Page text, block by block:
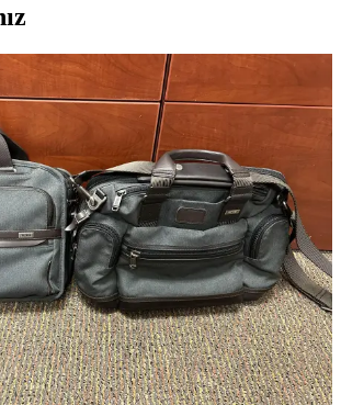
Seti: Renk Tercihleri, Marka
ve Kullanım Özellikleri
siyah ve lacivert renk tercihleri, marka
detayları inceleniyor. Siyah klasik ve
şık ve fark edilir. Alternatif markalar da
Çantaları: Kalite,
Dengesi
dayanıklılık, işlevsellik ve estetik
göre üstünlük sağlıyor. Kullanıcılar, bu
ve karakteristik tasarımları nedeniyle tercih